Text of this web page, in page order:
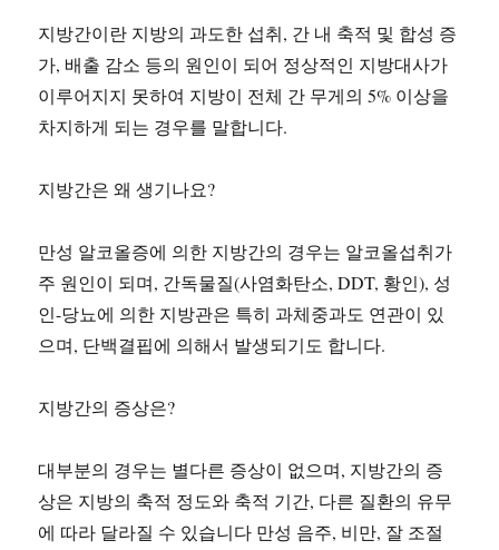
지방간이란 지방의 과도한 섭취, 간 내 축적 및 합성 증
가, 배출 감소 등의 원인이 되어 정상적인 지방대사가
이루어지지 못하여 지방이 전체 간 무게의 5% 이상을
차지하게 되는 경우를 말합니다.
지방간은 왜 생기나요?
만성 알코올증에 의한 지방간의 경우는 알코올섭취가
주 원인이 되며, 간독물질(사염화탄소, DDT, 황인), 성
인-당뇨에 의한 지방관은 특히 과체중과도 연관이 있
으며, 단백결핍에 의해서 발생되기도 합니다.
지방간의 증상은?
대부분의 경우는 별다른 증상이 없으며, 지방간의 증
상은 지방의 축적 정도와 축적 기간, 다른 질환의 유무
에 따라 달라질 수 있습니다 만성 음주, 비만, 잘 조절